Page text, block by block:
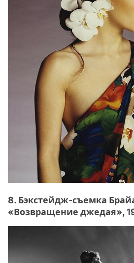
8. Бэкстейдж-съемка
«Возвращение джедая»,